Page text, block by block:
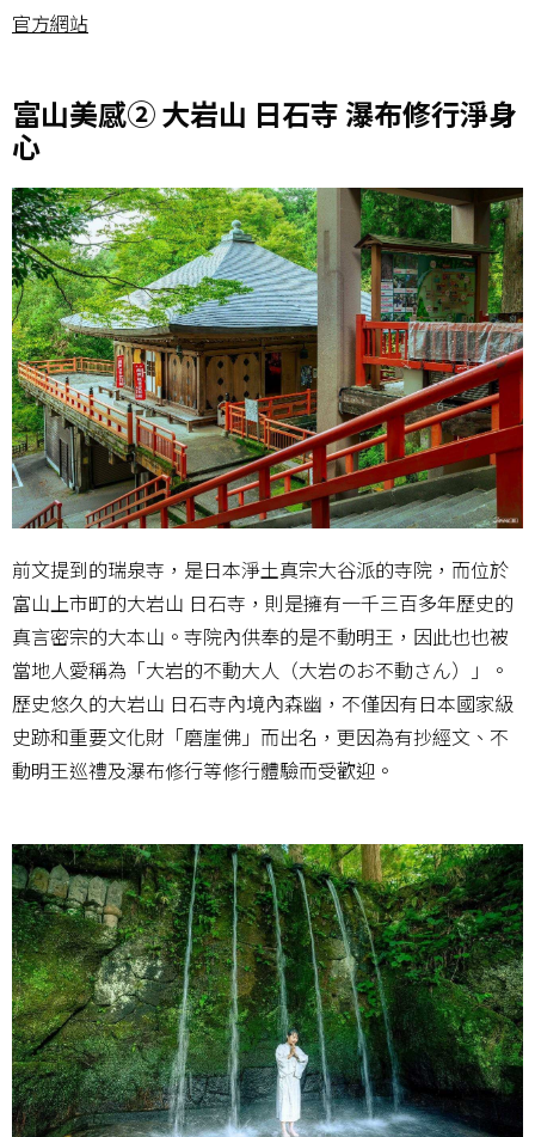
官方網站
富山美感② 大岩山 日石寺 瀑布修行淨身
心
前文提到的瑞泉寺，是日本淨土真宗大谷派的寺院，而位於
富山上市町的大岩山 日石寺，則是擁有一千三百多年歷史的
真言密宗的大本山。寺院內供奉的是不動明王，因此也也被
當地人愛稱為「大岩的不動大人（大岩のお不動さん）」。
歷史悠久的大岩山 日石寺內境內森幽，不僅因有日本國家級
史跡和重要文化財「磨崖佛」而出名，更因為有抄經文、不
動明王巡禮及瀑布修行等修行體驗而受歡迎。